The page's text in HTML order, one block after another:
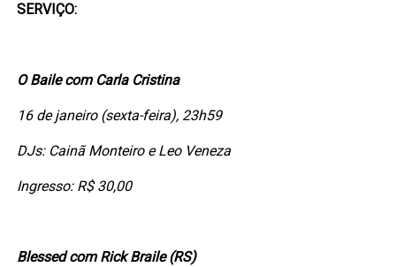
SERVIÇO:
O Baile com Carla Cristina
16 de janeiro (sexta-feira), 23h59
DJs: Cainã Monteiro e Leo Veneza
Ingresso: R$ 30,00
Blessed com Rick Braile (RS)